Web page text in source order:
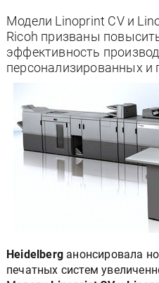
Модели Linoprint CV и
Ricoh призваны
эффективность
персонализированных и
Heidelberg анонсировала
печатных систем